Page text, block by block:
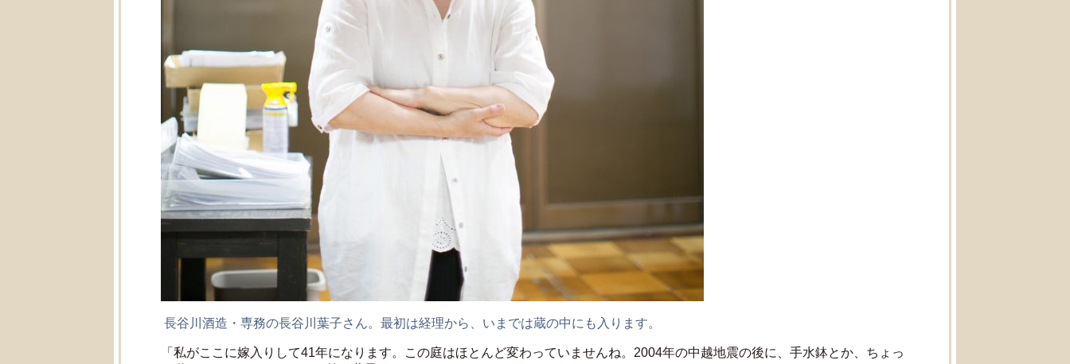
長谷川酒造・専務の長谷川葉子さん。最初は経理から、いまでは蔵の中にも入ります。
「私がここに嫁入りして41年になります。この庭はほとんど変わっていませんね。2004年の中越地震の後に、手水鉢とか、ちょっ